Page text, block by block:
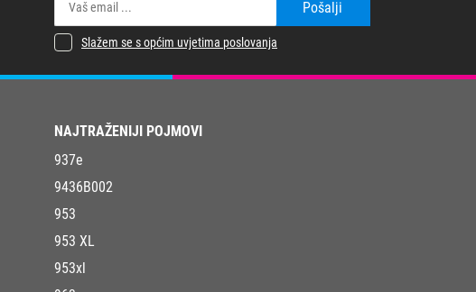
Pošalji
Slažem se s općim uvjetima poslovanja
NAJTRAŽENIJI POJMOVI
937e
9436B002
953
953 XL
953xl